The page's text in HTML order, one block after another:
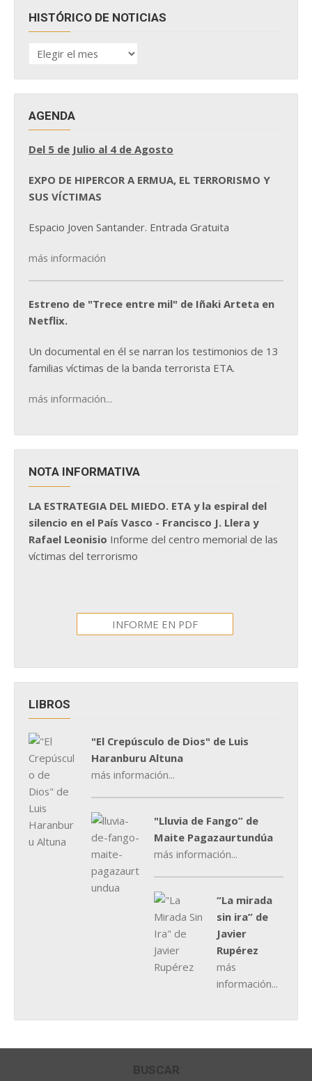
HISTÓRICO DE NOTICIAS
HISTÓRICO
DE
AGENDA
Del 5 de Julio al 4 de Agosto
EXPO DE HIPERCOR A ERMUA, EL TERRORISMO Y
SUS VÍCTIMAS
Espacio Joven Santander. Entrada Gratuita
más información
Estreno de "Trece entre mil" de Iñaki Arteta en
Netflix.
Un documental en él se narran los testimonios de 13
familias víctimas de la banda terrorista ETA.
más información...
NOTA INFORMATIVA
LA ESTRATEGIA DEL MIEDO. ETA y la espiral del
silencio en el País Vasco - Francisco J. Llera y
Rafael Leonisio Informe del centro memorial de las
víctimas del terrorismo
INFORME EN PDF
LIBROS
"El Crepúsculo de Dios" de Luis
Haranburu Altuna
más información...
"Lluvia de Fango” de
Maite Pagazaurtundúa
más información...
“La mirada
sin ira” de
Javier
Rupérez
más
información...
BUSCAR